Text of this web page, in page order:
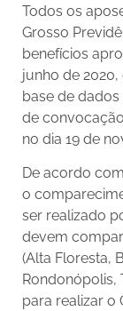
Todos os
Grosso
benefícios
junho de
base de
de
no dia 19 de
De acordo
o
ser realizado
devem
(Alta Floresta,
Rondonópolis,
para realizar o